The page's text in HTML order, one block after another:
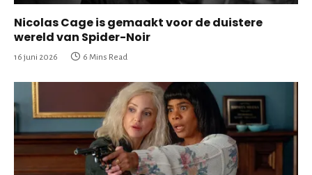
Nicolas Cage is gemaakt voor de duistere
wereld van Spider-Noir
16 juni 2026 6 Mins Read